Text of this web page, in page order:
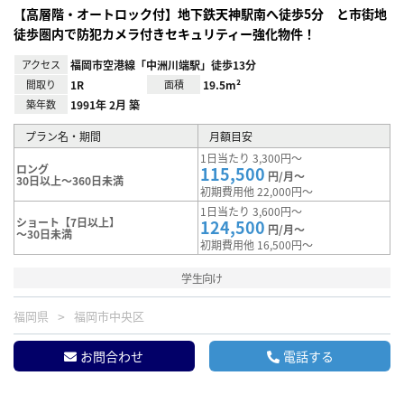
【高層階・オートロック付】地下鉄天神駅南へ徒歩5分 と市街地
徒歩圏内で防犯カメラ付きセキュリティー強化物件！
アクセス 福岡市空港線「中洲川端駅」徒歩13分
間取り 1R 面積 19.5m²
築年数 1991年 2月 築
プラン名・期間 月額目安
ロング
30日以上～360日未満
1日当たり 3,300円～
115,500 円/月～
初期費用他 22,000円～
ショート【7日以上】
～30日未満
1日当たり 3,600円～
124,500 円/月～
初期費用他 16,500円～
学生向け
福岡県 福岡市中央区
お問合わせ 電話する